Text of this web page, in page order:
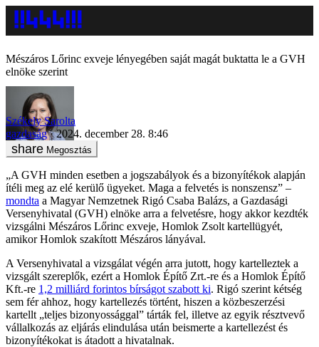
Mészáros Lőrinc exveje lényegében saját magát buktatta le a GVH
elnöke szerint
Székely Sarolta
gazdaság
2024. december 28. 8:46
Megosztás
„A GVH minden esetben a jogszabályok és a bizonyítékok alapján
ítéli meg az elé kerülő ügyeket. Maga a felvetés is nonszensz” –
mondta a Magyar Nemzetnek Rigó Csaba Balázs, a Gazdasági
Versenyhivatal (GVH) elnöke arra a felvetésre, hogy akkor kezdték
vizsgálni Mészáros Lőrinc exveje, Homlok Zsolt kartellügyét,
amikor Homlok szakított Mészáros lányával.
A Versenyhivatal a vizsgálat végén arra jutott, hogy kartelleztek a
vizsgált szereplők, ezért a Homlok Építő Zrt.-re és a Homlok Építő
Kft.-re 1,2 milliárd forintos bírságot szabott ki. Rigó szerint kétség
sem fér ahhoz, hogy kartellezés történt, hiszen a közbeszerzési
kartellt „teljes bizonyossággal” tárták fel, illetve az egyik résztvevő
vállalkozás az eljárás elindulása után beismerte a kartellezést és
bizonyítékokat is átadott a hivatalnak.